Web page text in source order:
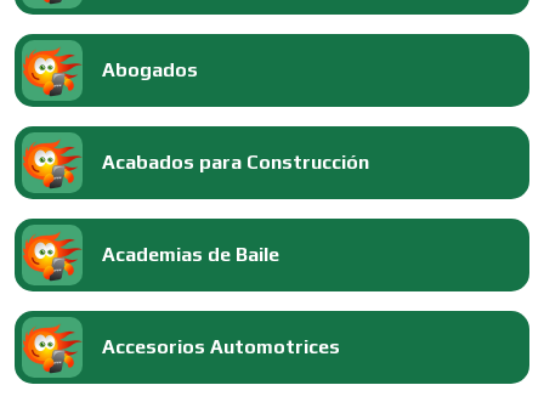
Abogados
Acabados para Construcción
Academias de Baile
Accesorios Automotrices